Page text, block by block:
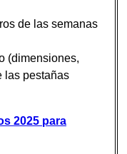
de las semanas
(dimensiones,
las pestañas
2025 para